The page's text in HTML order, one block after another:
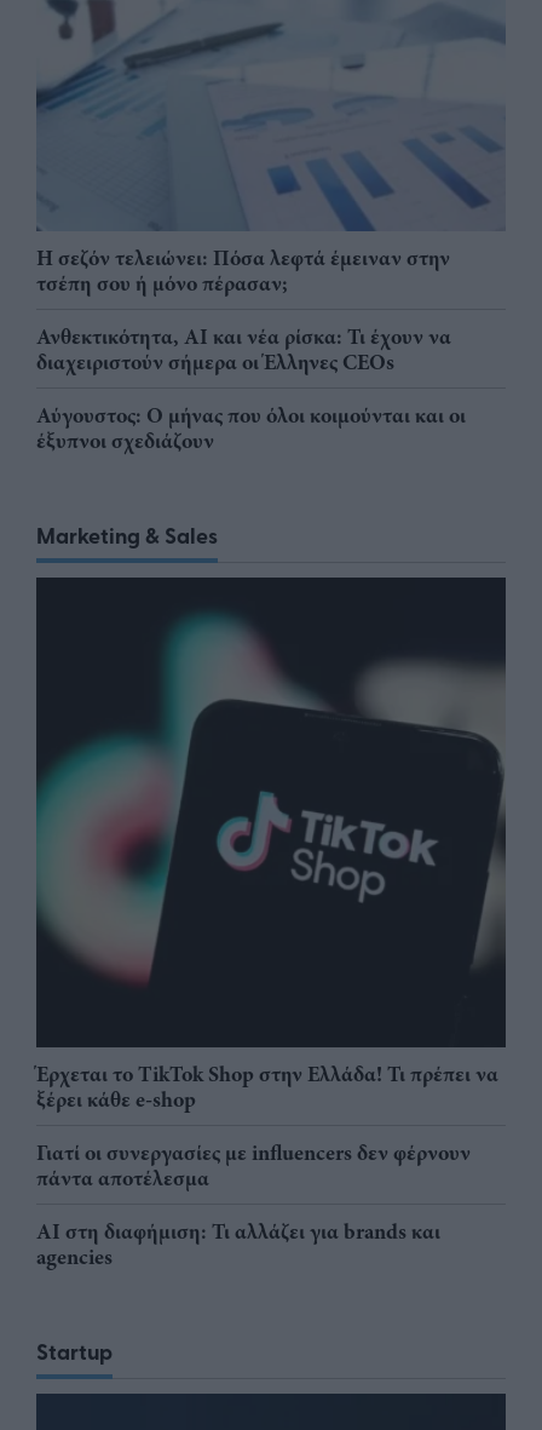
Η σεζόν τελειώνει: Πόσα λεφτά έμειναν στην
τσέπη σου ή μόνο πέρασαν;
Ανθεκτικότητα, AI και νέα ρίσκα: Τι έχουν να
διαχειριστούν σήμερα οι Έλληνες CEOs
Αύγουστος: Ο μήνας που όλοι κοιμούνται και οι
έξυπνοι σχεδιάζουν
Marketing & Sales
Έρχεται το TikTok Shop στην Ελλάδα! Τι πρέπει να
ξέρει κάθε e-shop
Γιατί οι συνεργασίες με influencers δεν φέρνουν
πάντα αποτέλεσμα
AI στη διαφήμιση: Τι αλλάζει για brands και
agencies
Startup